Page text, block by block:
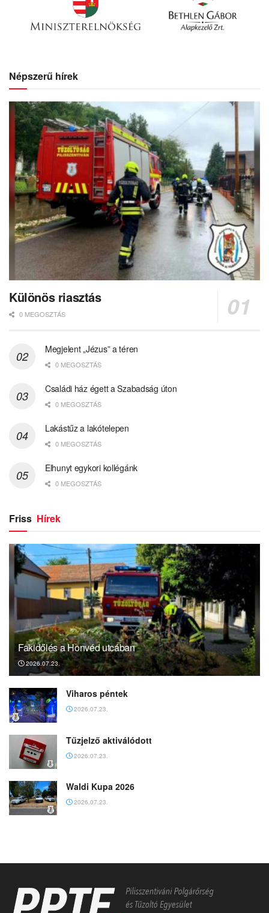
Népszerű hírek
Különös riasztás
0 MEGOSZTÁS
Megjelent „Jézus” a téren
0 MEGOSZTÁS
Családi ház égett a Szabadság úton
0 MEGOSZTÁS
Lakástűz a lakótelepen
0 MEGOSZTÁS
Elhunyt egykori kollégánk
0 MEGOSZTÁS
Friss Hírek
Fakidőlés a Honvéd utcában
2026.07.23.
Viharos péntek
2026.07.23.
Tűzjelző aktiválódott
2026.07.23.
Waldi Kupa 2026
2026.07.23.